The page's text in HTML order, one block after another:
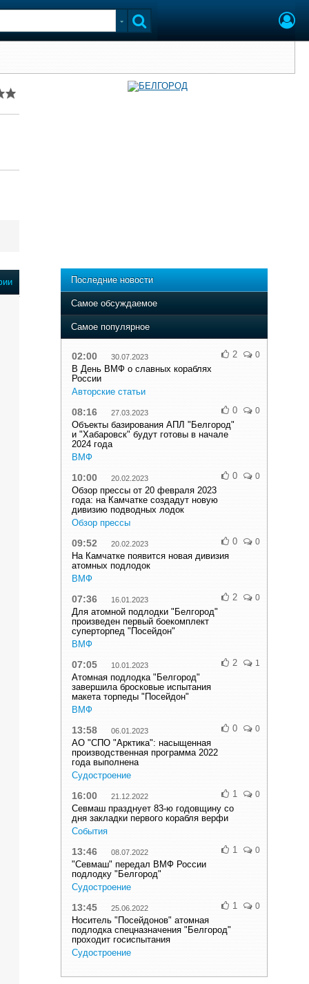
Последние новости
Самое обсуждаемое
Самое популярное
02:00 30.07.2023
В День ВМФ о славных кораблях
России
Авторские статьи
2 0
08:16 27.03.2023
Объекты базирования АПЛ "Белгород"
и "Хабаровск" будут готовы в начале
2024 года
ВМФ
0 0
10:00 20.02.2023
Обзор прессы от 20 февраля 2023
года: на Камчатке создадут новую
дивизию подводных лодок
Обзор прессы
0 0
09:52 20.02.2023
На Камчатке появится новая дивизия
атомных подлодок
ВМФ
0 0
07:36 16.01.2023
Для атомной подлодки "Белгород"
произведен первый боекомплект
суперторпед "Посейдон"
ВМФ
2 0
07:05 10.01.2023
Атомная подлодка "Белгород"
завершила бросковые испытания
макета торпеды "Посейдон"
ВМФ
2 1
13:58 06.01.2023
АО "СПО "Арктика": насыщенная
производственная программа 2022
года выполнена
Судостроение
0 0
16:00 21.12.2022
Севмаш празднует 83-ю годовщину со
дня закладки первого корабля верфи
События
1 0
13:46 08.07.2022
"Севмаш" передал ВМФ России
подлодку "Белгород"
Судостроение
1 0
13:45 25.06.2022
Носитель "Посейдонов" атомная
подлодка спецназначения "Белгород"
проходит госиспытания
Судостроение
1 0